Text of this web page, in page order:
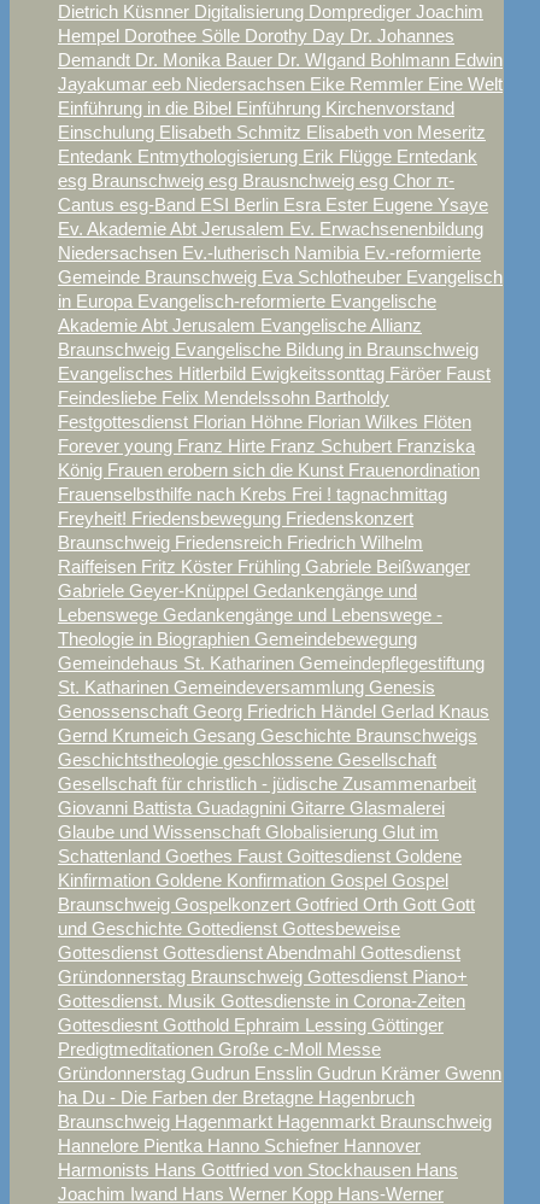
Dietrich Küsnner Digitalisierung Domprediger Joachim
Hempel Dorothee Sölle Dorothy Day Dr. Johannes
Demandt Dr. Monika Bauer Dr. WIgand Bohlmann Edwin
Jayakumar eeb Niedersachsen Eike Remmler Eine Welt
Einführung in die Bibel Einführung Kirchenvorstand
Einschulung Elisabeth Schmitz Elisabeth von Meseritz
Entedank Entmythologisierung Erik Flügge Erntedank
esg Braunschweig esg Brausnchweig esg Chor π-
Cantus esg-Band ESI Berlin Esra Ester Eugene Ysaye
Ev. Akademie Abt Jerusalem Ev. Erwachsenenbildung
Niedersachsen Ev.-lutherisch Namibia Ev.-reformierte
Gemeinde Braunschweig Eva Schlotheuber Evangelisch
in Europa Evangelisch-reformierte Evangelische
Akademie Abt Jerusalem Evangelische Allianz
Braunschweig Evangelische Bildung in Braunschweig
Evangelisches Hitlerbild Ewigkeitssonttag Färöer Faust
Feindesliebe Felix Mendelssohn Bartholdy
Festgottesdienst Florian Höhne Florian Wilkes Flöten
Forever young Franz Hirte Franz Schubert Franziska
König Frauen erobern sich die Kunst Frauenordination
Frauenselbsthilfe nach Krebs Frei ! tagnachmittag
Freyheit! Friedensbewegung Friedenskonzert
Braunschweig Friedensreich Friedrich Wilhelm
Raiffeisen Fritz Köster Frühling Gabriele Beißwanger
Gabriele Geyer-Knüppel Gedankengänge und
Lebenswege Gedankengänge und Lebenswege -
Theologie in Biographien Gemeindebewegung
Gemeindehaus St. Katharinen Gemeindepflegestiftung
St. Katharinen Gemeindeversammlung Genesis
Genossenschaft Georg Friedrich Händel Gerlad Knaus
Gernd Krumeich Gesang Geschichte Braunschweigs
Geschichtstheologie geschlossene Gesellschaft
Gesellschaft für christlich - jüdische Zusammenarbeit
Giovanni Battista Guadagnini Gitarre Glasmalerei
Glaube und Wissenschaft Globalisierung Glut im
Schattenland Goethes Faust Goittesdienst Goldene
Kinfirmation Goldene Konfirmation Gospel Gospel
Braunschweig Gospelkonzert Gotfried Orth Gott Gott
und Geschichte Gottedienst Gottesbeweise
Gottesdienst Gottesdienst Abendmahl Gottesdienst
Gründonnerstag Braunschweig Gottesdienst Piano+
Gottesdienst. Musik Gottesdienste in Corona-Zeiten
Gottesdiesnt Gotthold Ephraim Lessing Göttinger
Predigtmeditationen Große c-Moll Messe
Gründonnerstag Gudrun Ensslin Gudrun Krämer Gwenn
ha Du - Die Farben der Bretagne Hagenbruch
Braunschweig Hagenmarkt Hagenmarkt Braunschweig
Hannelore Pientka Hanno Schiefner Hannover
Harmonists Hans Gottfried von Stockhausen Hans
Joachim Iwand Hans Werner Kopp Hans-Werner